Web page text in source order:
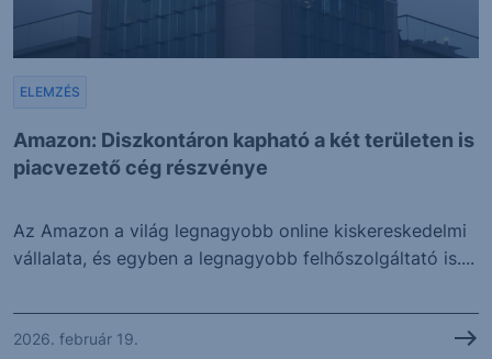
Amazon: Diszkontáron kapható a két területen is
piacvezető cég részvénye
ELEMZÉS
Az Amazon a világ legnagyobb online kiskereskedelmi
vállalata, és egyben a legnagyobb felhőszolgáltató is....
2026. február 19.